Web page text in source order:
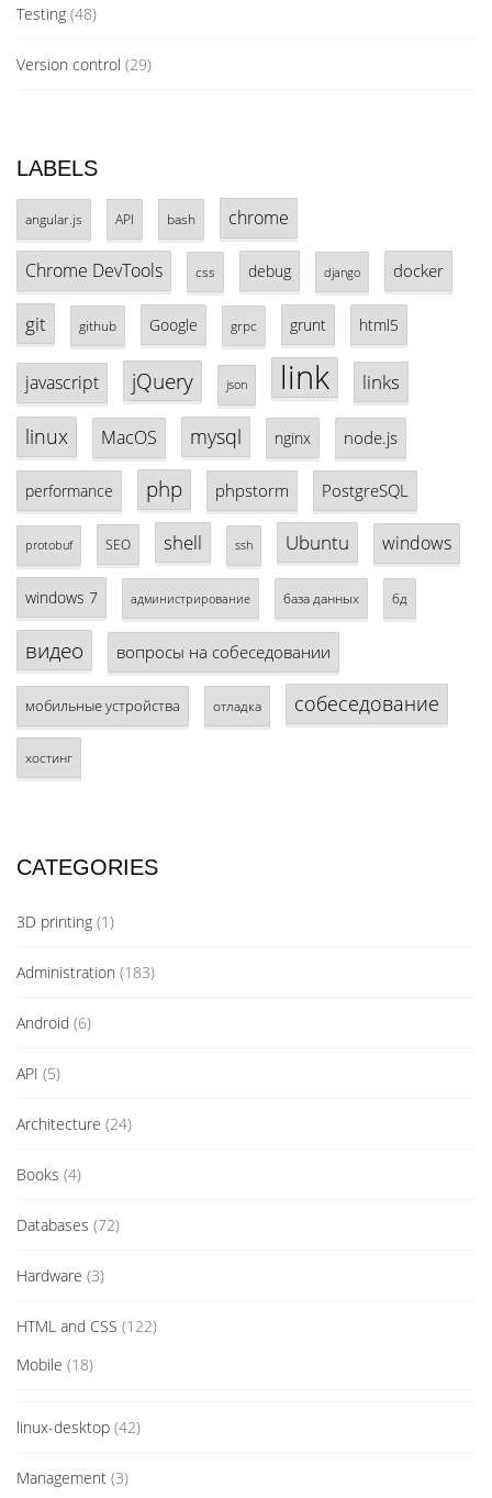
Testing (48)
Version control (29)
LABELS
angular.js API bash chrome
Chrome DevTools css debug django docker
git github Google grpc grunt html5
javascript jQuery json link links
linux MacOS mysql nginx node.js
performance php phpstorm PostgreSQL
protobuf SEO shell ssh Ubuntu windows
windows 7 администрирование база данных бд
видео вопросы на собеседовании
мобильные устройства отладка собеседование
хостинг
CATEGORIES
3D printing (1)
Administration (183)
Android (6)
API (5)
Architecture (24)
Books (4)
Databases (72)
Hardware (3)
HTML and CSS (122)
Mobile (18)
linux-desktop (42)
Management (3)